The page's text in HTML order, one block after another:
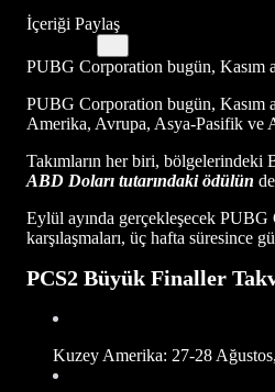
İçeriği Paylaş
PUBG Corporation bugün, Kasım
PUBG Corporation bugün, Kasım
Amerika, Avrupa, Asya-Pasifik ve
Takımların her biri, bölgelerindeki
ABD Doları tutarındaki ödülün
Eylül ayında gerçekleşecek
karşılaşmaları, üç hafta süresince
PCS2 Büyük Finaller
Kuzey Amerika: 27-28